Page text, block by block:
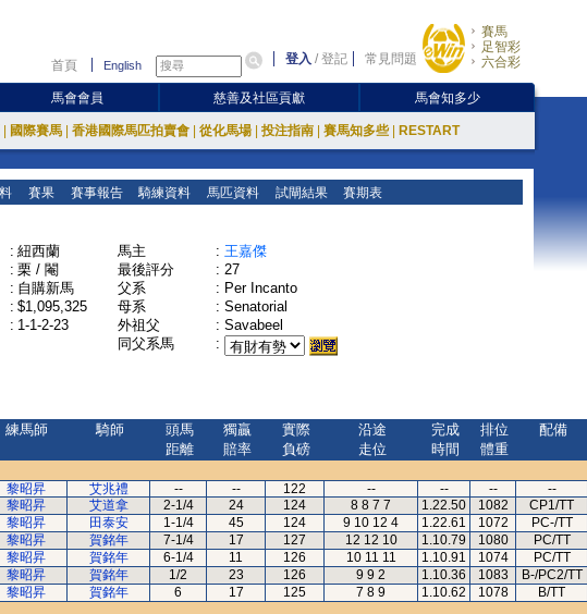
首頁 English 登入 /登記 常見問題
賽馬
足智彩
六合彩
馬會會員 慈善及社區貢獻 馬會知多少
國際賽馬 香港國際馬匹拍賣會 從化馬場 投注指南 賽馬知多些 RESTART
賽果 賽事報告 騎練資料 馬匹資料 試閘結果 賽期表
: 紐西蘭
: 栗 / 閹
: 自購新馬
: $1,095,325
: 1-1-2-23
馬主 : 王嘉傑
最後評分
: 27
父系
: Per Incanto
母系
: Senatorial
外祖父
: Savabeel
同父系馬
:
練馬師 騎師
頭馬
距離
獨贏
賠率
實際
負磅
沿途
走位
完成
時間
排位
體重
配備
黎昭昇 艾兆禮 -- -- 122 -- -- -- --
黎昭昇 艾道拿 2-1/4 24 124 8 8 7 7 1.22.50 1082
CP1/TT
黎昭昇 田泰安 1-1/4 45 124 9 10 12 4 1.22.61 1072
PC-/TT
黎昭昇 賀銘年 7-1/4 17 127 12 12 10 1.10.79 1080
PC/TT
黎昭昇 賀銘年 6-1/4 11 126 10 11 11 1.10.91 1074
PC/TT
黎昭昇 賀銘年 1/2 23 126 9 9 2 1.10.36 1083
B-/PC2/TT
黎昭昇 賀銘年 6 17 125 7 8 9 1.10.62 1078
B/TT